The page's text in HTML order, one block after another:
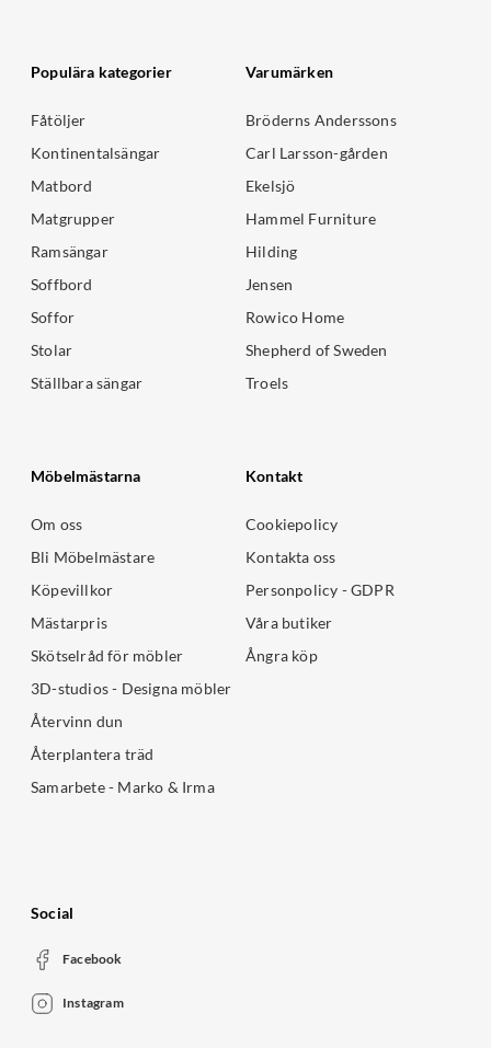
Populära kategorier
Fåtöljer
Kontinentalsängar
Matbord
Matgrupper
Ramsängar
Soffbord
Soffor
Stolar
Ställbara sängar
Varumärken
Bröderns Anderssons
Carl Larsson-gården
Ekelsjö
Hammel Furniture
Hilding
Jensen
Rowico Home
Shepherd of Sweden
Troels
Möbelmästarna
Om oss
Bli Möbelmästare
Köpevillkor
Mästarpris
Skötselråd för möbler
3D-studios - Designa möbler
Återvinn dun
Återplantera träd
Samarbete - Marko & Irma
Kontakt
Cookiepolicy
Kontakta oss
Personpolicy - GDPR
Våra butiker
Ångra köp
Social
Facebook
Instagram